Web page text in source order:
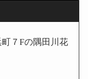
７Fの隅田川花